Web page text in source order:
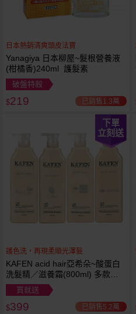
日本熱銷清爽頭皮法寶
Yanagiya 日本柳屋~髮根營養液
(柑橘香)240ml 護髮素
破盤特殺
$219 已銷售1.3萬
下單
立刻送
護色洗，再現柔順光澤髮
KAFEN acid hair亞希朵~酸蛋白
洗髮精／滋養霜(800ml) 多款可
選
買就送
$399 已銷售5.2萬